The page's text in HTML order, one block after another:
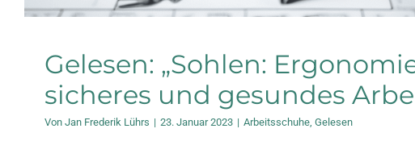
Gelesen: „Sohlen:
sicheres und gesundes
Von Jan Frederik Lührs | 23. Januar 2023 | Arbeitsschuhe Gelesen